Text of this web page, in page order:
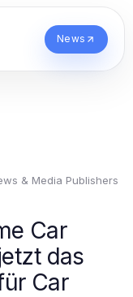
News
& Media Publishers
Car
das
Car